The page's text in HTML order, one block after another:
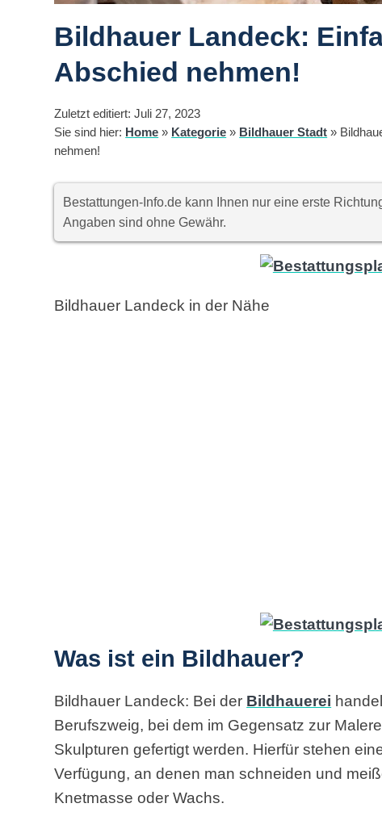
Bildhauer Landeck:
Abschied nehmen!
Zuletzt editiert: Juli 27, 2023
Sie sind hier: Home » Kategorie » Bildhauer Stadt »
nehmen!
Bestattungen-Info.de kann Ihnen nur eine erste
Angaben sind ohne Gewähr.
Bildhauer Landeck in der Nähe
Was ist ein Bildhauer?
Bildhauer Landeck: Bei der Bildhauerei
Berufszweig, bei dem im Gegensatz zur
Skulpturen gefertigt werden. Hierfür stehen
Verfügung, an denen man schneiden und
Knetmasse oder Wachs.